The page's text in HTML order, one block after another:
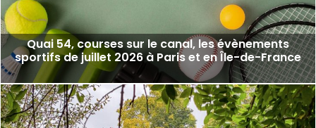
Quai 54, courses sur le canal, les évènements
sportifs de juillet 2026 à Paris et en Île-de-France